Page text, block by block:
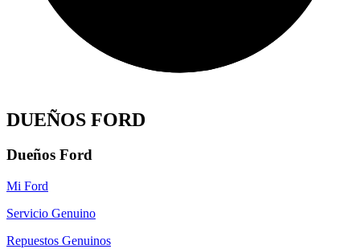
DUEÑOS FORD
Dueños Ford
Mi Ford
Servicio Genuino
Repuestos Genuinos